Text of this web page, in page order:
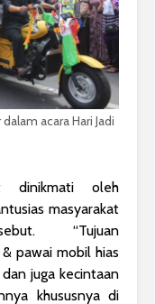
acara Hari Jadi
dinikmati oleh
masyarakat
“Tujuan
pawai mobil hias
juga kecintaan
khususnya di